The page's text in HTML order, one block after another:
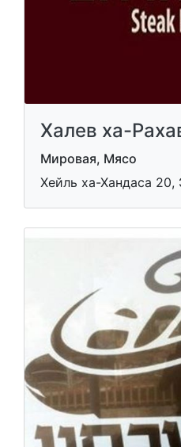
Халев ха-
Мировая, Мясо
Хейль ха-Хандаса 20,